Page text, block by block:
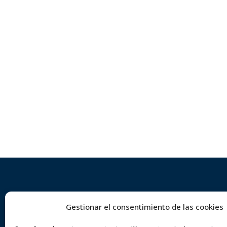
Gestionar el consentimiento de las cookies
Sobre nosaltres